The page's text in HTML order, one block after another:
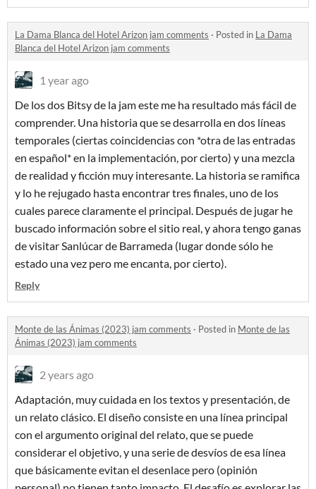
La Dama Blanca del Hotel Arizon jam comments · Posted in La Dama
Blanca del Hotel Arizon jam comments
1 year ago
De los dos Bitsy de la jam este me ha resultado más fácil de
comprender. Una historia que se desarrolla en dos líneas
temporales (ciertas coincidencias con *otra de las entradas
en español* en la implementación, por cierto) y una mezcla
de realidad y ficción muy interesante. La historia se ramifica
y lo he rejugado hasta encontrar tres finales, uno de los
cuales parece claramente el principal. Después de jugar he
buscado información sobre el sitio real, y ahora tengo ganas
de visitar Sanlúcar de Barrameda (lugar donde sólo he
estado una vez pero me encanta, por cierto).
Reply
Monte de las Ánimas (2023) jam comments · Posted in Monte de las
Ánimas (2023) jam comments
2 years ago
Adaptación, muy cuidada en los textos y presentación, de
un relato clásico. El diseño consiste en una línea principal
con el argumento original del relato, que se puede
considerar el objetivo, y una serie de desvíos de esa línea
que básicamente evitan el desenlace pero (opinión